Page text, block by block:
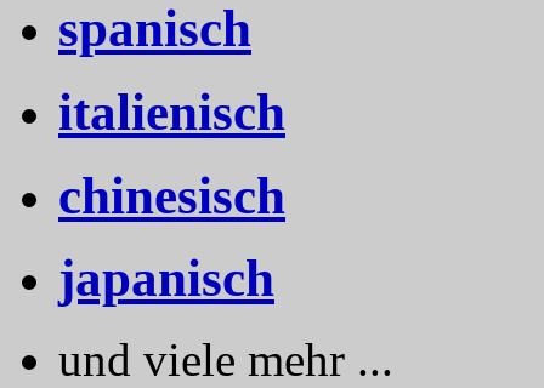
spanisch
italienisch
chinesisch
japanisch
und viele mehr ...